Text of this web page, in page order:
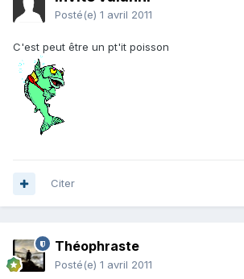
Posté(e) 1 avril 2011
C'est peut être un pt'it poisson
Citer
Théophraste
Posté(e) 1 avril 2011